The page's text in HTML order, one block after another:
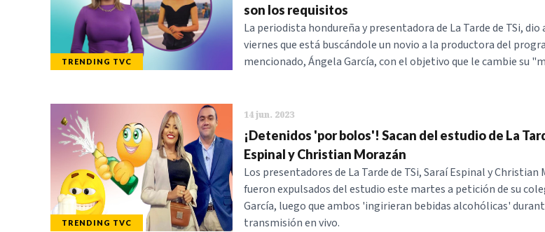
TRENDING TVC
son los requisitos
La periodista hondureña y presentadora de La Tarde de TSi, dio
viernes que está buscándole un novio a la productora del
mencionado, Ángela García, con el objetivo que le cambie su
TRENDING TVC
14 jun. 2023
¡Detenidos 'por bolos'! Sacan del estudio de La
Espinal y Christian Morazán
Los presentadores de La Tarde de TSi, Saraí Espinal y Christian
fueron expulsados del estudio este martes a petición de su
García, luego que ambos 'ingirieran bebidas alcohólicas'
transmisión en vivo.